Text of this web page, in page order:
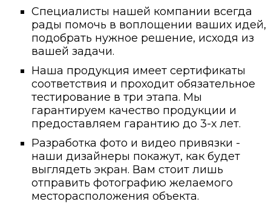
Специалисты нашей компании всегда
рады помочь в воплощении ваших идей,
подобрать нужное решение, исходя из
вашей задачи.
Наша продукция имеет сертификаты
соответствия и проходит обязательное
тестирование в три этапа. Мы
гарантируем качество продукции и
предоставляем гарантию до 3-х лет.
Разработка фото и видео привязки -
наши дизайнеры покажут, как будет
выглядеть экран. Вам стоит лишь
отправить фотографию желаемого
месторасположения объекта.